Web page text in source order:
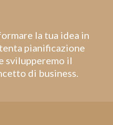
la tua idea in
pianificazione
svilupperemo il
di business.